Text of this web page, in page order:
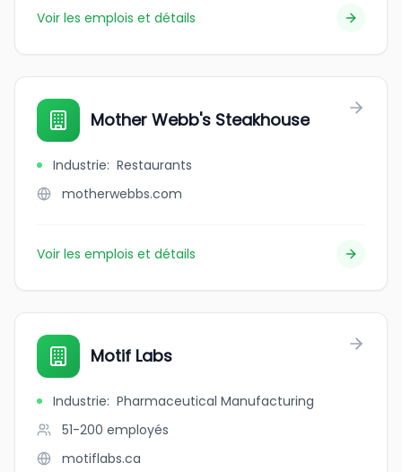
Voir les emplois et détails
Mother Webb's Steakhouse
Industrie: Restaurants
motherwebbs.com
Voir les emplois et détails
Motif Labs
Industrie: Pharmaceutical Manufacturing
51-200 employés
motiflabs.ca